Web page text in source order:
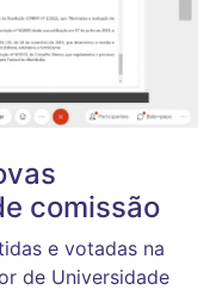
comissão
e votadas na
de Universidade